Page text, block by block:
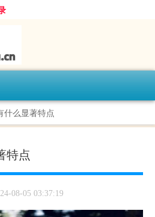
什么显著特点
特点
08-05 03:37:19